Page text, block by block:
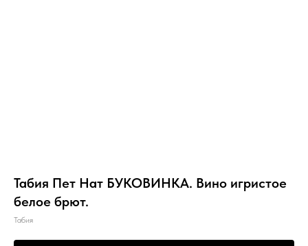
Табия Пет Нат БУКОВИНКА. Вино игристое
белое брют.
Табия